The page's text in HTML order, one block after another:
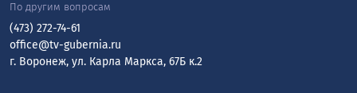
По другим вопросам
(473) 272-74-61
office@tv-gubernia.ru
г. Воронеж, ул. Карла Маркса, 67Б к.2